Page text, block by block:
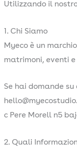
Utilizzando il
1. Chi Siamo
Myeco è un
matrimoni, eventi e
Se hai domande
c Pere Morell n5
2. Quali